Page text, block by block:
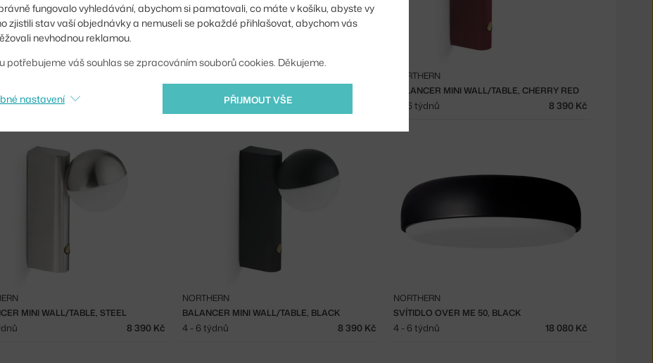
−20 %
1 ks Skladem 1 ks
BALANCER MINI WALL/TABLE, CHERRY RED
NORTHERN
4 - 6 týdnů 8 390 Kč
MINI WALL/TABLE, STEEL
8 390 Kč
BALANCER MINI WALL/TABLE, BLACK
NORTHERN
4 - 6 týdnů 8 390 Kč
SVÍTIDLO OVER ME 50, BLACK
NORTHERN
4 - 6 týdnů 18 080 Kč
fungovalo vyhledávání, abychom si pamatovali, co máte v košíku, abyste vy
zjistili stav vaší objednávky a nemuseli se pokaždé přihlašovat, abychom vás
nevhodnou reklamou.
potřebujeme váš souhlas se zpracováním souborů cookies. Děkujeme.
PŘIJMOUT VŠE
nastavení